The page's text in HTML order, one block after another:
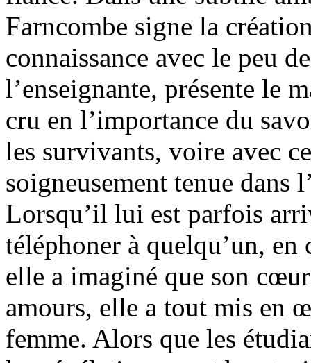
Farncombe signe la
connaissance avec le peu
l’enseignante, présente le
cru en l’importance du
les survivants, voire avec
soigneusement tenue dans
Lorsqu’il lui est parfois
téléphoner à quelqu’un,
elle a imaginé que son
amours, elle a tout mis en
femme. Alors que les